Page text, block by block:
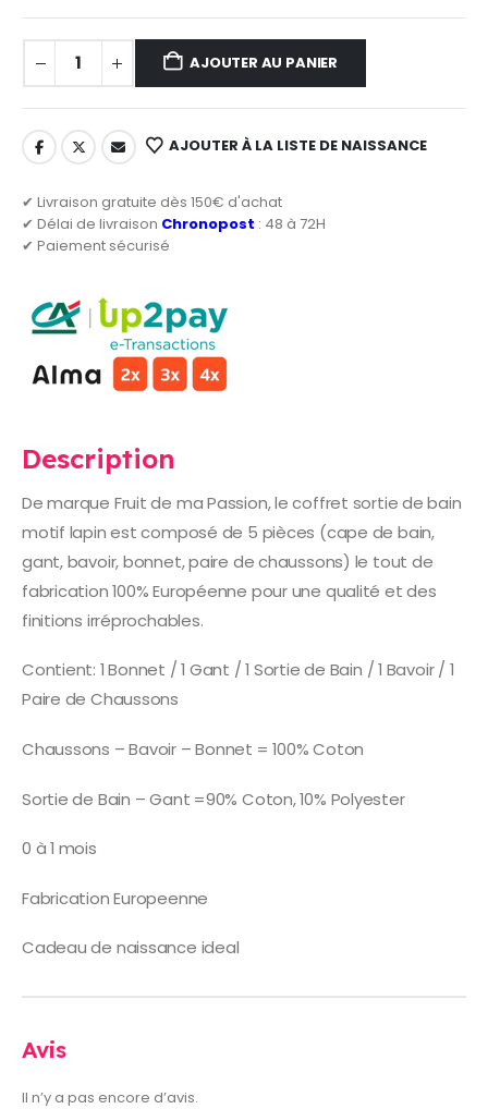
AJOUTER AU PANIER
AJOUTER À LA LISTE DE NAISSANCE
✔ Livraison gratuite dès 150€ d'achat
✔ Délai de livraison Chronopost : 48 à 72H
✔ Paiement sécurisé
Description
De marque Fruit de ma Passion, le coffret sortie de bain
motif lapin est composé de 5 pièces (cape de bain,
gant, bavoir, bonnet, paire de chaussons) le tout de
fabrication 100% Européenne pour une qualité et des
finitions irréprochables.
Contient: 1 Bonnet / 1 Gant / 1 Sortie de Bain / 1 Bavoir / 1
Paire de Chaussons
Chaussons – Bavoir – Bonnet = 100% Coton
Sortie de Bain – Gant =90% Coton, 10% Polyester
0 à 1 mois
Fabrication Europeenne
Cadeau de naissance ideal
Avis
Il n’y a pas encore d’avis.